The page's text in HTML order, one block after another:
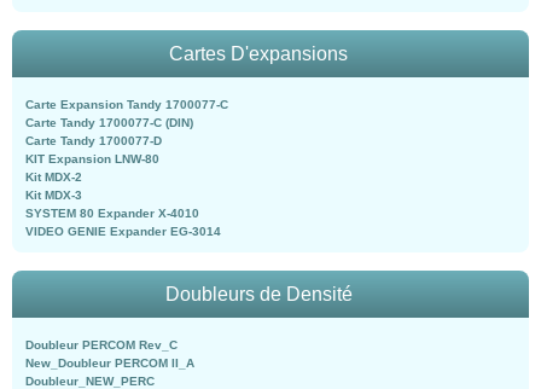
Cartes D'expansions
Carte Expansion Tandy 1700077-C
Carte Tandy 1700077-C (DIN)
Carte Tandy 1700077-D
KIT Expansion LNW-80
Kit MDX-2
Kit MDX-3
SYSTEM 80 Expander X-4010
VIDEO GENIE Expander EG-3014
Doubleurs de Densité
Doubleur PERCOM Rev_C
New_Doubleur PERCOM II_A
Doubleur_NEW_PERC